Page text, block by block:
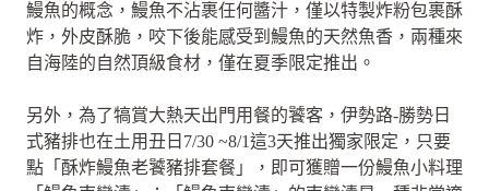
鰻魚的概念，鰻魚不沾裹任何醬汁，僅以特製炸粉包裹酥
炸，外皮酥脆，咬下後能感受到鰻魚的天然魚香，兩種來
自海陸的自然頂級食材，僅在夏季限定推出。
另外，為了犒賞大熱天出門用餐的饕客，伊勢路-勝勢日
式豬排也在土用丑日7/30 ~8/1這3天推出獨家限定，只要
點「酥炸鰻魚老饕豬排套餐」，即可獲贈一份鰻魚小料理